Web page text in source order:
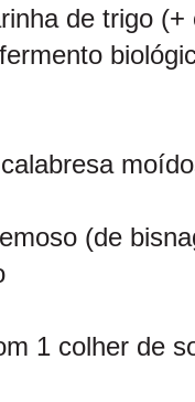
de trigo (+
(de
1 colher de